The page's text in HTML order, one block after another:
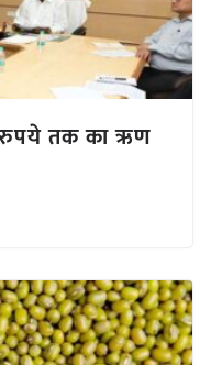
रुपये तक का ऋण